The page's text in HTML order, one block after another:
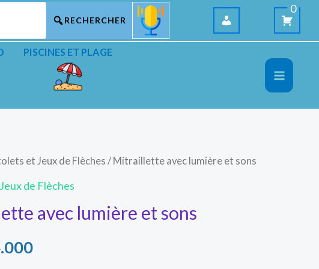
0
PISCINES ET PLAGE
et Jeux de Flèches / Mitraillette avec lumière et sons
de Flèches
avec lumière et sons